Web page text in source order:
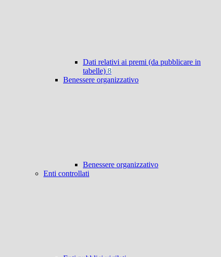
Dati relativi ai premi (da pubblicare in
tabelle) 8
Benessere organizzativo
Benessere organizzativo
Enti controllati